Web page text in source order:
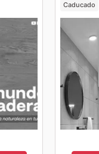
Caducado